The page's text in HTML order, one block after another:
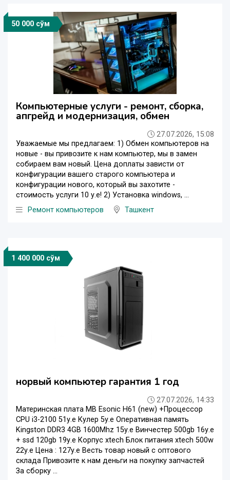
50 000 сўм
Компьютерные услуги - ремонт, сборка,
апгрейд и модернизация, обмен
27.07.2026, 15:08
Уважаемые мы предлагаем: 1) Обмен компьютеров на
новые - вы привозите к нам компьютер, мы в замен
собираем вам новый. Цена доплаты зависти от
конфигурации вашего старого компьютера и
конфигурации нового, который вы захотите -
стоимость услуги 10 у.е! 2) Установка windows, ...
Ремонт компьютеров
Ташкент
1 400 000 сўм
норвый компьютер гарантия 1 год
27.07.2026, 14:33
Материнская плата MB Esonic H61 (new) +Процессор
CPU i3-2100 51у.е Кулер 5у.е Оперативная память
Kingston DDR3 4GB 1600Mhz 15у.е Винчестер 500gb 16у.е
+ ssd 120gb 19у.е Корпус xtech Блок питания xtech 500w
22у.е Цена : 127у.е Весть товар новый с оптового
склада Привозите к нам деньги на покупку запчастей
За сборку ...